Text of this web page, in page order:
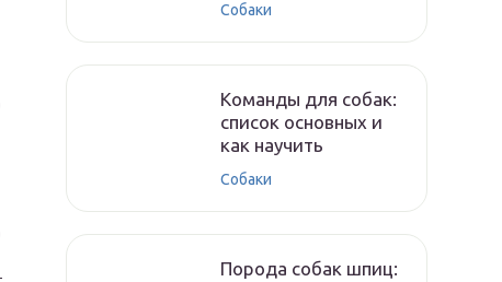
Собаки
Команды для собак:
список основных и
как научить
Собаки
Порода собак шпиц: